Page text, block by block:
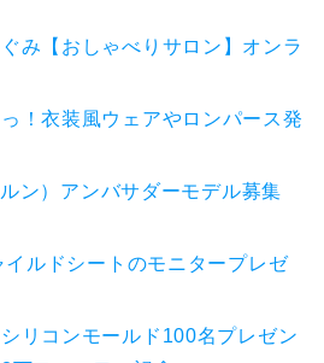
み【おしゃべりサロン】オンラ
！衣装風ウェアやロンパース発
ン）アンバサダーモデル募集
ルドシートのモニタープレゼ
リコンモールド100名プレゼン